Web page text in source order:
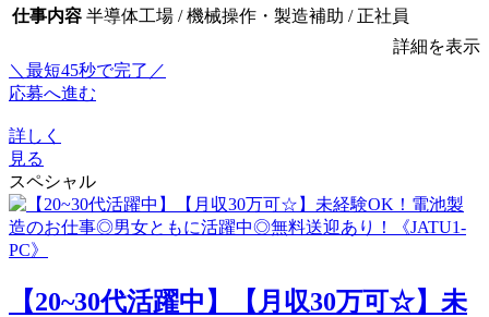
仕事内容 半導体工場 / 機械操作・製造補助 / 正社員
詳細を表示
＼最短45秒で完了／
応募へ進む
詳しく
見る
スペシャル
【20~30代活躍中】【月収30万可☆】未